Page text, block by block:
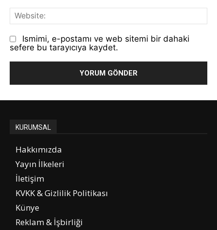
Ismimi, e-postamı ve web sitemi bir dahaki
sefere bu tarayıcıya kaydet.
KURUMSAL
Hakkımızda
Yayın İlkeleri
İletişim
KVKK & Gizlilik Politikası
Künye
Reklam & İşbirliği